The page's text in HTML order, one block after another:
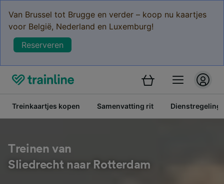
Van Brussel tot Brugge en verder – koop nu kaartjes
voor België, Nederland en Luxemburg!
Reserveren
Treinkaartjes kopen Samenvatting rit Dienstregeling
Treinen van
Sliedrecht naar Rotterdam